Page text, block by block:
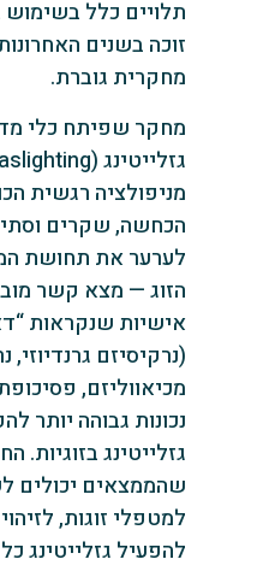
תלויים כלל
זוכה בשנים
מחקרית גוברת.
מחקר שפיתח כלי
מניפולציה רגשית
הכחשה, שקרים
לערער את תחושת
הזוג — מצא קשר
אישיות שנקראות
(נרקיסיזם גרנדיוזי,
מכיאווליזם,
נכונות גבוהה יותר
גזלייטינג בזוגיות.
שהממצאים יכולים
למטפלי זוגות,
להפעיל גזלייטינג